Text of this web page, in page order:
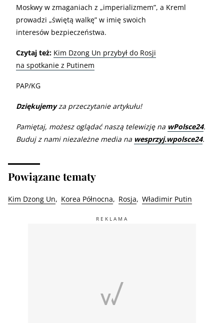
Moskwy w zmaganiach z „imperializmem”, a Kreml
prowadzi „świętą walkę” w imię swoich
interesów bezpieczeństwa.
Czytaj też: Kim Dzong Un przybył do Rosji
na spotkanie z Putinem
PAP/KG
Dziękujemyza przeczytanie artykułu!
Pamiętaj, możesz oglądać naszą telewizję na wPolsce24.
Buduj z nami niezależne media na wesprzyj.wpolsce24.
Powiązane tematy
Kim Dzong Un Korea Północna Rosja Władimir Putin